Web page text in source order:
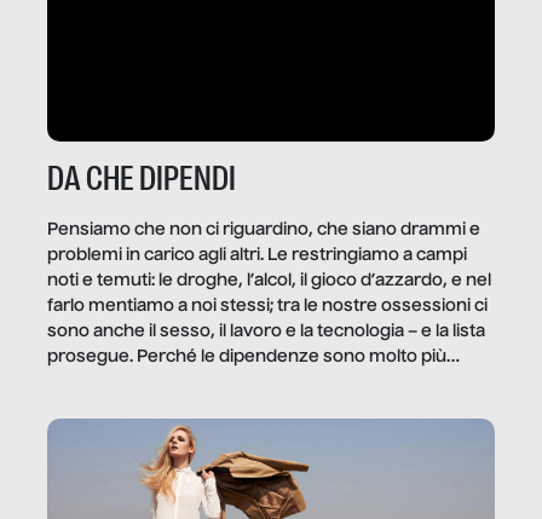
DA CHE DIPENDI
Pensiamo che non ci riguardino, che siano drammi e
problemi in carico agli altri. Le restringiamo a campi
noti e temuti: le droghe, l’alcol, il gioco d’azzardo, e nel
farlo mentiamo a noi stessi; tra le nostre ossessioni ci
sono anche il sesso, il lavoro e la tecnologia – e la lista
prosegue. Perché le dipendenze sono molto più
trae un guadagno. In questo reportage vediamo
quale e come.